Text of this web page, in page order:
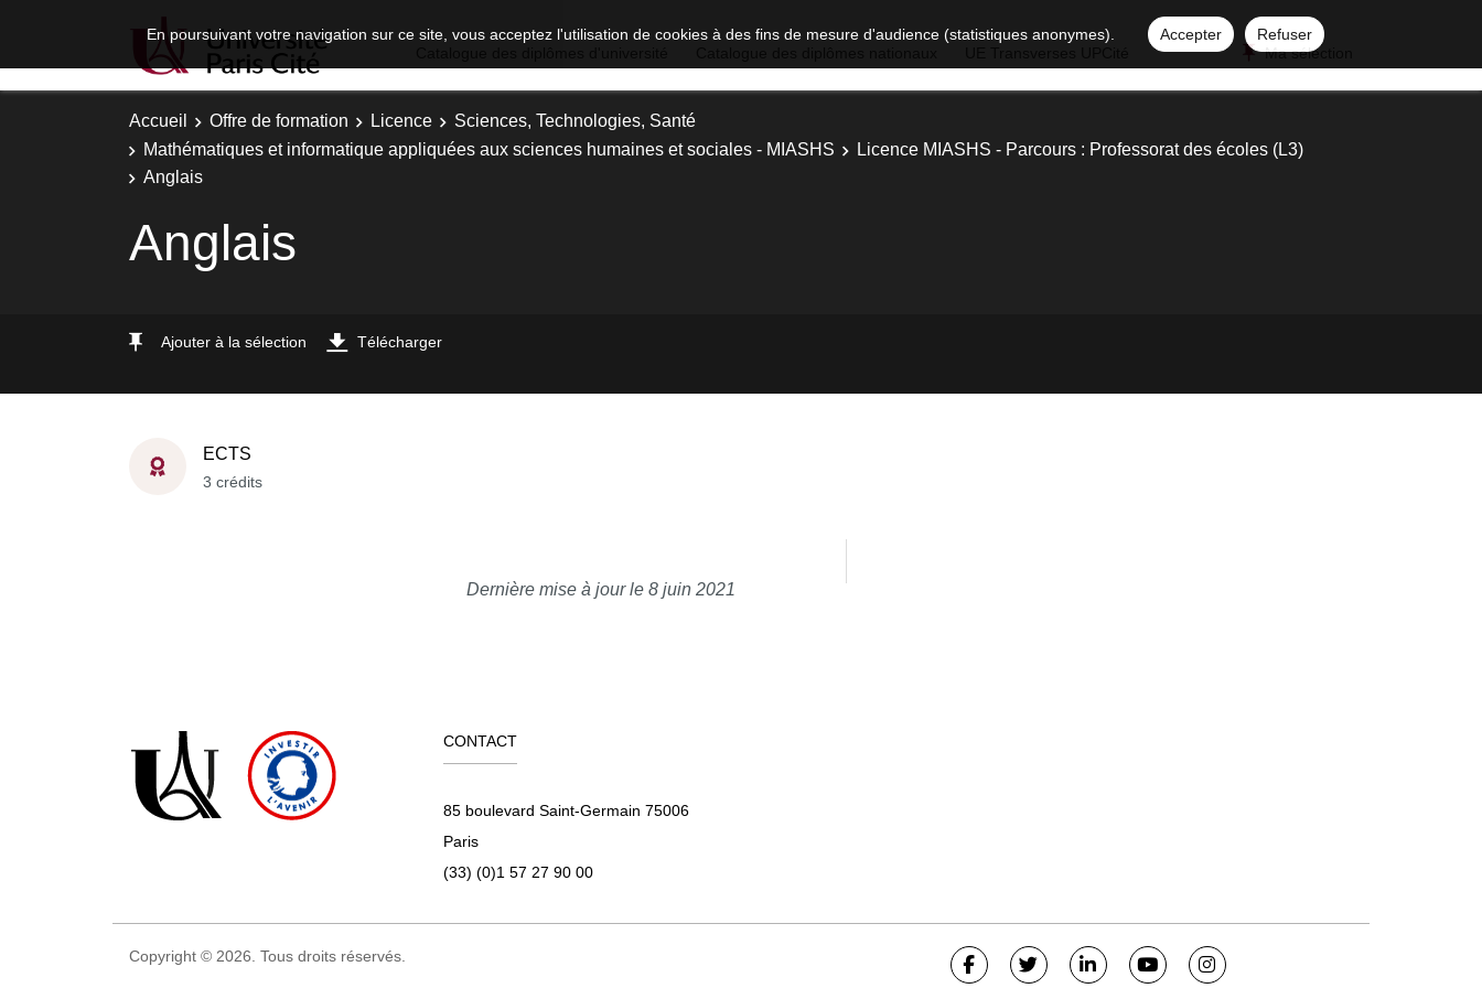
En poursuivant votre navigation sur ce site, vous acceptez l'utilisation de cookies à des fins de mesure d'audience (statistiques anonymes). Accepter
Refuser
Ma sélection
Accueil Offre de formation Licence
Sciences, Technologies, Santé
Mathématiques et informatique appliquées aux sciences humaines et sociales - MIASHS
Licence MIASHS - Parcours : Professorat des écoles (L3)
Anglais
Anglais
Ajouter à la sélection Télécharger
ECTS
3 crédits
Dernière mise à jour le 8 juin 2021
CONTACT
85 boulevard Saint-Germain 75006
Paris
(33) (0)1 57 27 90 00
Copyright © 2026. Tous droits réservés.